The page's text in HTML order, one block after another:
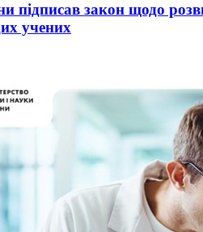
підписав закон щодо
учених